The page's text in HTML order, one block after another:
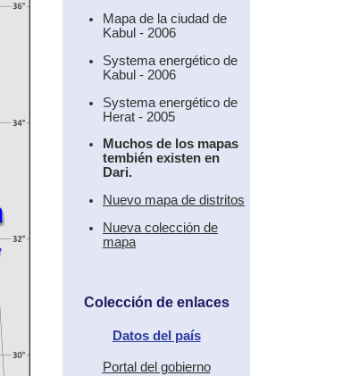
Mapa de la ciudad de
Kabul - 2006
Systema energético de
Kabul - 2006
Systema energético de
Herat - 2005
Muchos de los mapas
tembién existen en
Dari.
Nuevo mapa de distritos
Nueva colección de
mapa
Colección de enlaces
Datos del país
Portal del gobierno